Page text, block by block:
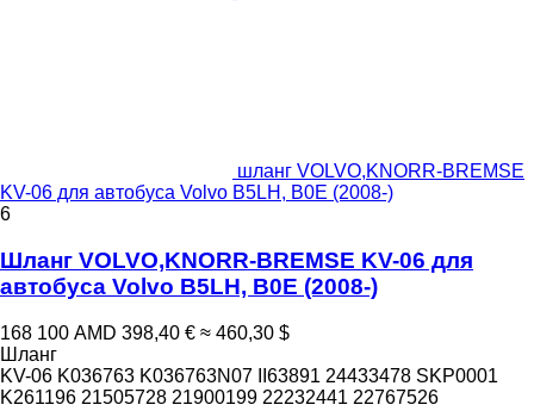
шланг VOLVO,KNORR-BREMSE
KV-06 для автобуса Volvo B5LH, B0E (2008-)
6
Шланг VOLVO,KNORR-BREMSE KV-06 для
автобуса Volvo B5LH, B0E (2008-)
168 100 AMD 398,40 € ≈ 460,30 $
Шланг
KV-06 K036763 K036763N07 II63891 24433478 SKP0001
K261196 21505728 21900199 22232441 22767526